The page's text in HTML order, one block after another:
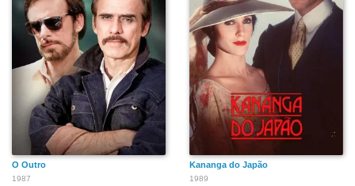
O Outro
1987
Kananga do Japão
1989